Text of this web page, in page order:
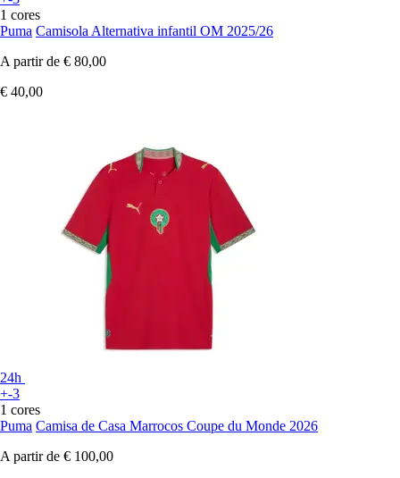
1 cores
Puma Camisola Alternativa infantil OM 2025/26
A partir de € 80,00
€ 40,00
24h
+-3
1 cores
Puma Camisa de Casa Marrocos Coupe du Monde 2026
A partir de € 100,00